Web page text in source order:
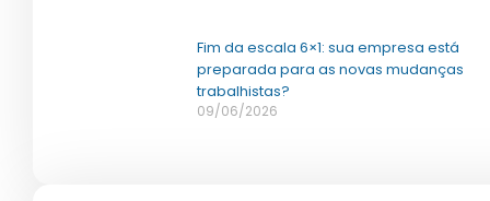
Fim da escala 6×1: sua empresa está
preparada para as novas mudanças
trabalhistas?
09/06/2026